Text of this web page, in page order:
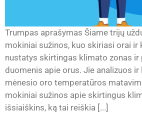
Trumpas aprašymas Šiame trijų
mokiniai sužinos, kuo skiriasi orai ir
nustatys skirtingas klimato zonas ir
duomenis apie orus. Jie analizuos
mėnesio oro temperatūros
mokiniai sužinos apie skirtingus
išsiaiškins, ką tai reiškia [...]